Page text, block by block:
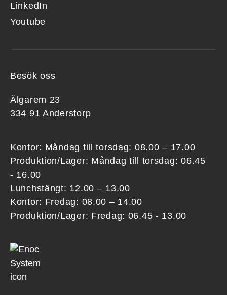
LinkedIn
Youtube
Besök oss
Älgarem 23
334 91 Anderstorp
Kontor: Måndag till torsdag: 08.00 – 17.00
Produktion/Lager: Måndag till torsdag: 06.45
- 16.00
Lunchstängt: 12.00 – 13.00
Kontor: Fredag: 08.00 – 14.00
Produktion/Lager: Fredag: 06.45 - 13.00